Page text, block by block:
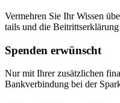
Ver­meh­ren Sie Ihr Wis­sen
tails und die
Spenden erwünscht
Nur mit Ih­rer zu­sätz­li­chen
Bank­ver­bin­dung bei der